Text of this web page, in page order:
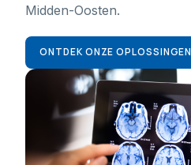
Midden-Oosten.
ONTDEK ONZE OPLOSSINGEN